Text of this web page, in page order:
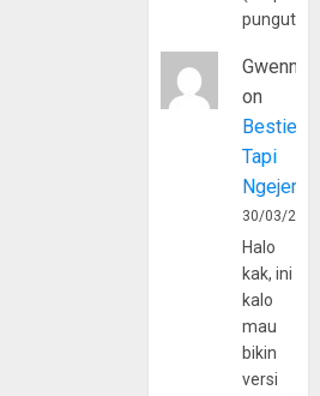
Gwenny
on
Bestie
Tapi
30/03/
Halo
kak, ini
kalo
mau
bikin
versi